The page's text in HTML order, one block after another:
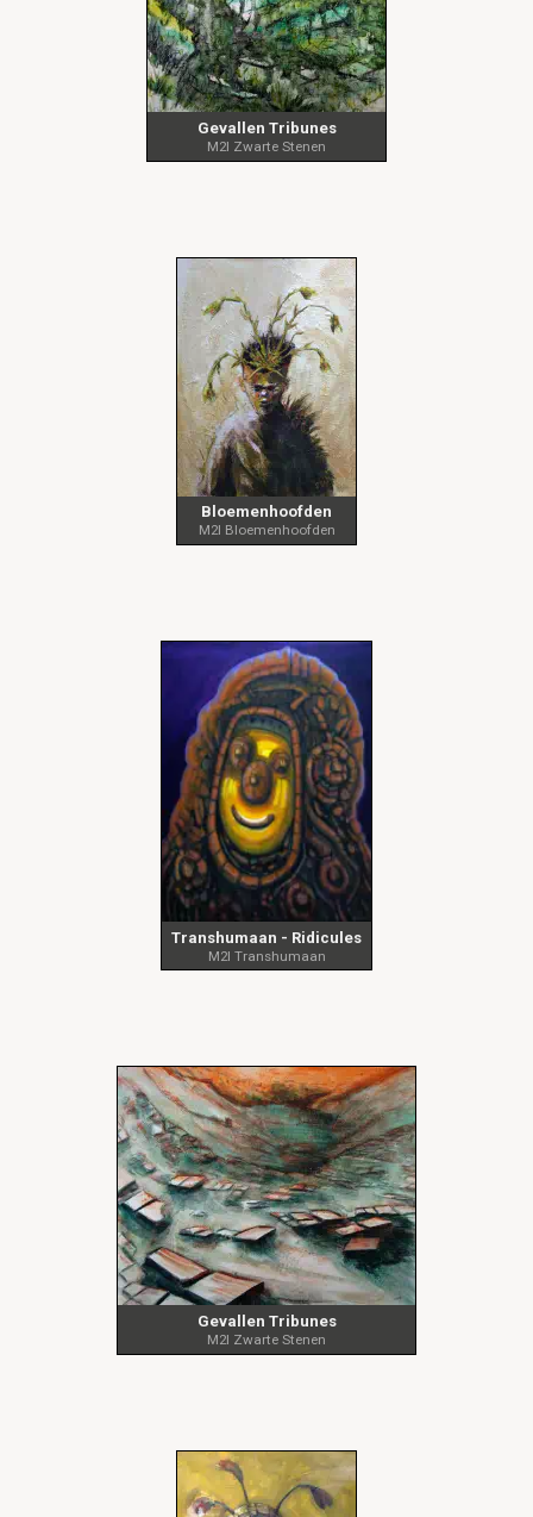
Gevallen Tribunes
M2I Zwarte Stenen
Bloemenhoofden
M2I Bloemenhoofden
Transhumaan - Ridicules
M2I Transhumaan
Gevallen Tribunes
M2I Zwarte Stenen